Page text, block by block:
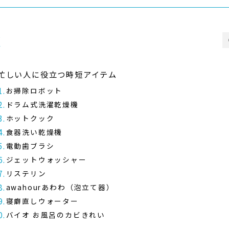
しい人に役立つ時短アイテム
お掃除ロボット
ドラム式洗濯乾燥機
ホットクック
食器洗い乾燥機
電動歯ブラシ
ジェットウォッシャー
リステリン
awahourあわわ（泡立て器）
寝癖直しウォーター
バイオ お風呂のカビきれい